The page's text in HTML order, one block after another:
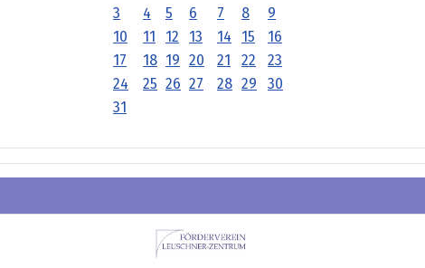
3
4 5 6 7 8
9
10
11 12 13 14 15
16
17
18 19 20 21 22
23
24
25 26 27 28 29
30
31